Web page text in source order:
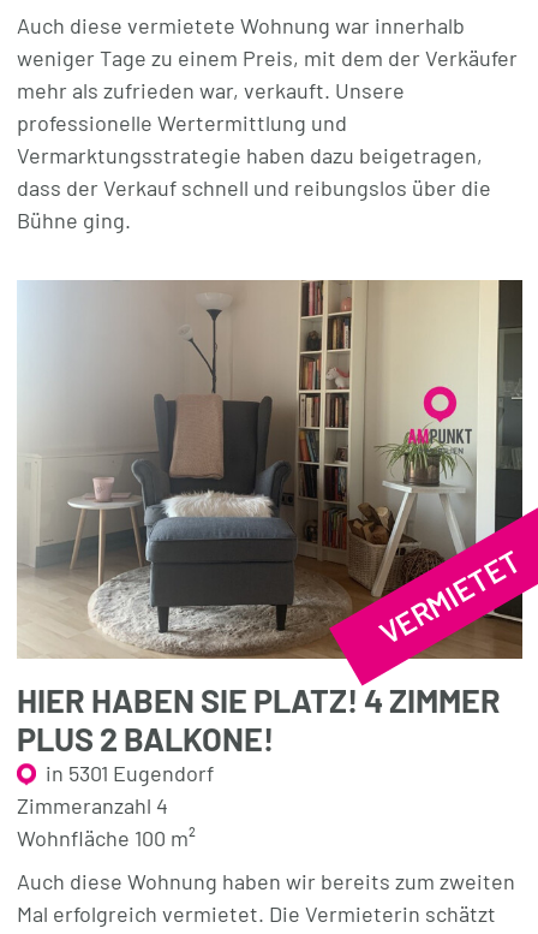
Auch diese vermietete Wohnung war innerhalb
weniger Tage zu einem Preis, mit dem der Verkäufer
mehr als zufrieden war, verkauft. Unsere
professionelle Wertermittlung und
Vermarktungsstrategie haben dazu beigetragen,
dass der Verkauf schnell und reibungslos über die
Bühne ging.
VERMIETET
HIER HABEN SIE PLATZ! 4 ZIMMER
PLUS 2 BALKONE!
in 5301 Eugendorf
Zimmeranzahl 4
Wohnfläche 100 m²
Auch diese Wohnung haben wir bereits zum zweiten
Mal erfolgreich vermietet. Die Vermieterin schätzt